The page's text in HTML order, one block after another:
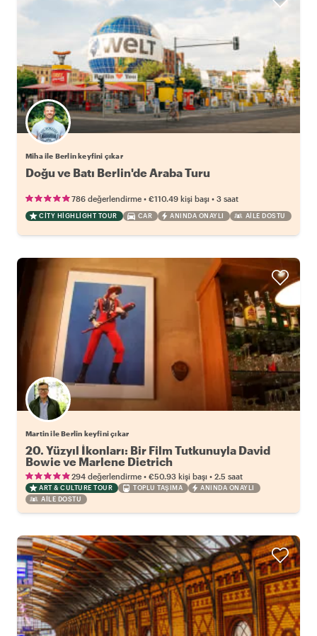
Miha ile Berlin keyfini çıkar
Doğu ve Batı Berlin'de Araba Turu
786 değerlendirme • €110.49 kişi başı • 3 saat
CITY HIGHLIGHT TOUR CAR ANINDA ONAYLI AILE DOSTU
Martin ile Berlin keyfini çıkar
20. Yüzyıl İkonları: Bir Film Tutkunuyla David
Bowie ve Marlene Dietrich
294 değerlendirme • €50.93 kişi başı • 2.5 saat
ART & CULTURE TOUR TOPLU TAŞIMA
ANINDA ONAYLI
AILE DOSTU